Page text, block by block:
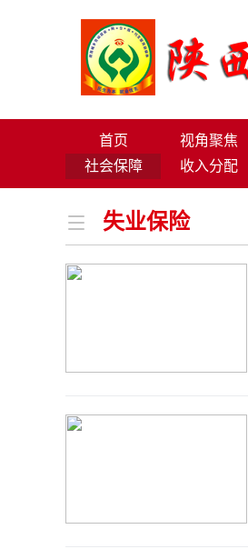
首页 视角聚焦
社会保障
收入分配
失业保险